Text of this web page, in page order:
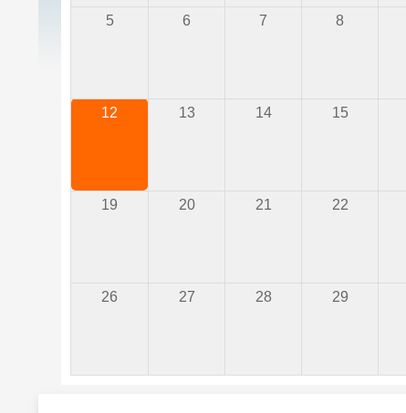
5 6 7 8
12 13 14 15
19 20 21 22
26 27 28 29